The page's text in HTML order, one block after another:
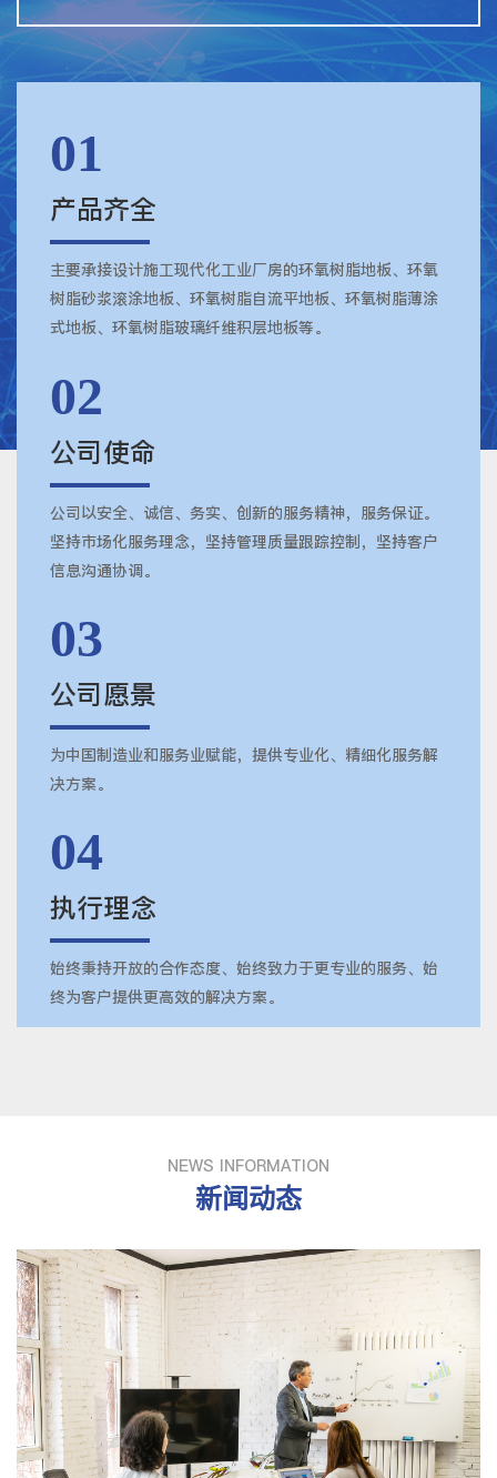
01
产品齐全
主要承接设计施工现代化工业厂房的环氧树脂地板、环氧
树脂砂浆滚涂地板、环氧树脂自流平地板、环氧树脂薄涂
式地板、环氧树脂玻璃纤维积层地板等。
02
公司使命
公司以安全、诚信、务实、创新的服务精神，服务保证。
坚持市场化服务理念，坚持管理质量跟踪控制，坚持客户
信息沟通协调。
03
公司愿景
为中国制造业和服务业赋能，提供专业化、精细化服务解
决方案。
04
执行理念
始终秉持开放的合作态度、始终致力于更专业的服务、始
终为客户提供更高效的解决方案。
NEWS INFORMATION
新闻动态